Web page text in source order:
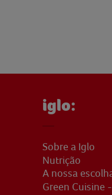
iglo:
Sobre a Iglo
Nutrição
A nossa
Green Cuisine